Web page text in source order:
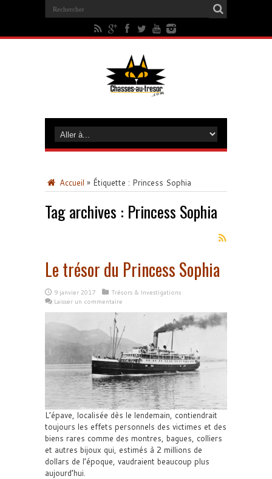
Accueil » Étiquette : Princess Sophia
Tag archives : Princess Sophia
Le trésor du Princess Sophia
9 janvier 2017
Trésors & Investigations
Laisser un commentaire
L’épave, localisée dès le lendemain, contiendrait
toujours les effets personnels des victimes et des
biens rares comme des montres, bagues, colliers
et autres bijoux qui, estimés à 2 millions de
dollars de l’époque, vaudraient beaucoup plus
aujourd’hui.